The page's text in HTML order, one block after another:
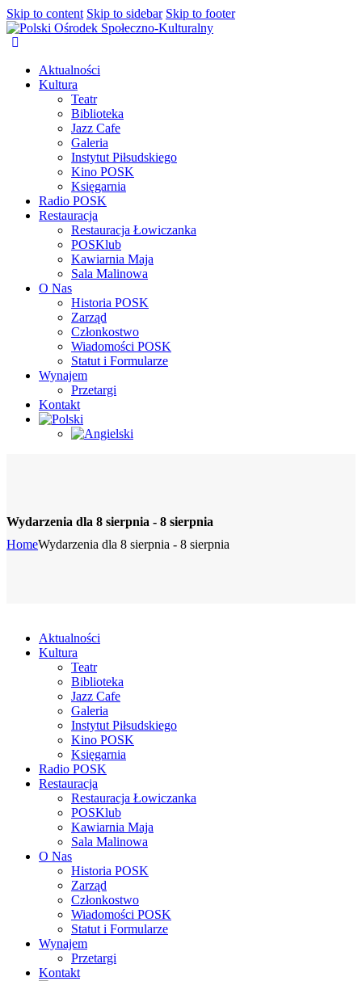
Skip to content Skip to sidebar Skip to footer
Aktualności
Kultura
Teatr
Biblioteka
Jazz Cafe
Galeria
Instytut Piłsudskiego
Kino POSK
Księgarnia
Radio POSK
Restauracja
Restauracja Łowiczanka
POSKlub
Kawiarnia Maja
Sala Malinowa
O Nas
Historia POSK
Zarząd
Członkostwo
Wiadomości POSK
Statut i Formularze
Wynajem
Przetargi
Kontakt
Wydarzenia dla 8 sierpnia - 8 sierpnia
HomeWydarzenia dla 8 sierpnia - 8 sierpnia
Aktualności
Kultura
Teatr
Biblioteka
Jazz Cafe
Galeria
Instytut Piłsudskiego
Kino POSK
Księgarnia
Radio POSK
Restauracja
Restauracja Łowiczanka
POSKlub
Kawiarnia Maja
Sala Malinowa
O Nas
Historia POSK
Zarząd
Członkostwo
Wiadomości POSK
Statut i Formularze
Wynajem
Przetargi
Kontakt